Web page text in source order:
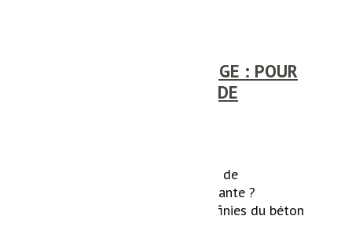
BÉTON CIRÉ À RUSSANGE : POUR
UN REVÊTEMENT SOLIDE
À la recherche d'une solution de
revêtement moderne et élégante ?
Découvrez les possibilités infinies du béton